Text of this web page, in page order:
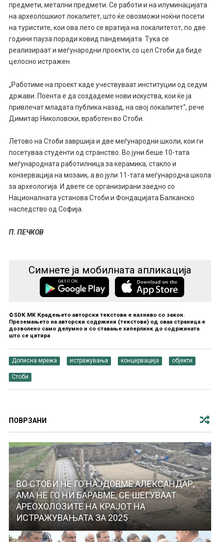
предмети, метални предмети. Се работи и на илуминацијата
на археолошкиот локалитет, што ќе овозможи ноќни посети
на туристите, кои ова лето се вратија на локалитетот, по две
години пауза поради ковид пандемијата. Тука се
реализираат и меѓународни проекти, со цел Стоби да биде
целосно истражен.
„Работиме на проект каде учествуваат институции од седум
држави. Поента е да создадеме нови искуства, кои ќе ја
привлечат младата публика назад, на овој локалитет“, рече
Димитар Николовски, вработен во Стоби.
Летово на Стоби завршија и две меѓународни школи, кои ги
посетуваа студенти од странство. Во јуни беше 10-тата
меѓународната работилница за керамика, стакло и
конзервација на мозаик, а во јули 11-тата меѓународна школа
за археологија. И двете се организирани заедно со
Националната установа Стоби и Фондацијата Балканско
наследство од Софија.
П. ПЕЧКОВ
Симнете ја мобилната апликација
©SDK.MK Крадењето авторски текстови е казниво со закон.
Преземањето на авторски содржини (текстови) од оваа страница е
дозволено само делумно и со ставање хиперлинк до содржината
што се цитира
Дописна мрежа истражувања концервација објекти
Стоби
ПОВРЗАНИ
ВО СТОБИ НЕ ГО НАЈДОВМЕ АЛЕКСАНДАР,
АМА НЕ ГО НИ БАРАВМЕ, СЕ ШЕГУВААТ
АРЕОХОЛОЗИТЕ НА КРАЈОТ НА
ИСТРАЖУВАЊАТА ЗА 2025